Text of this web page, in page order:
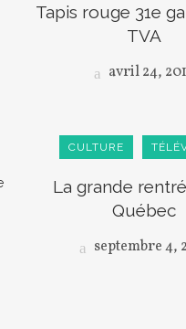
Tapis rouge 31e
TVA
avril 24,
CULTURE
La grande
Québec
septembre 4,